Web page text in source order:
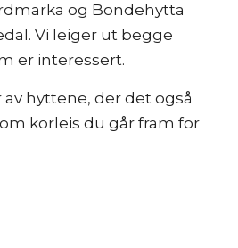
og Bondehytta
Vi leiger ut begge
er interessert.
av hyttene, der det også
korleis du går fram for